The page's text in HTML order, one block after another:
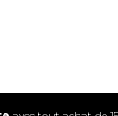
CONNEXION